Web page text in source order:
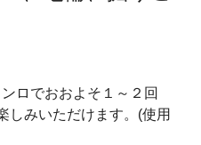
ロでおおよそ１～２回
しみいただけます。(使用